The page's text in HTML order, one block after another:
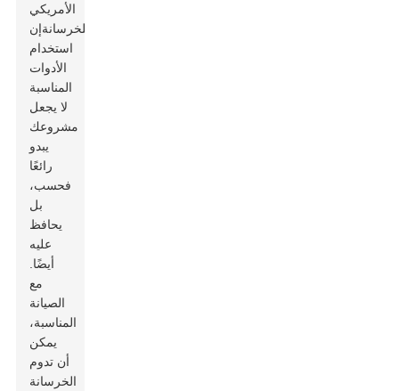
الأمريكي
للخرسانةإن
استخدام
الأدوات
المناسبة
لا يجعل
مشروعك
يبدو
رائعًا
فحسب،
بل
يحافظ
عليه
أيضًا.
مع
الصيانة
المناسبة،
يمكن
أن تدوم
الخرسانة